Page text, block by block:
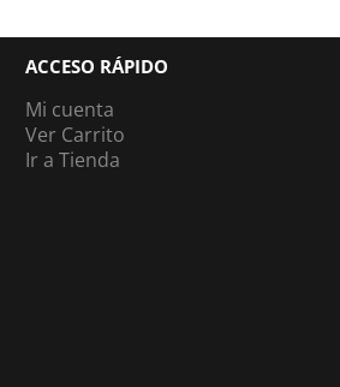
ACCESO RÁPIDO
Mi cuenta
Ver Carrito
Ir a Tienda